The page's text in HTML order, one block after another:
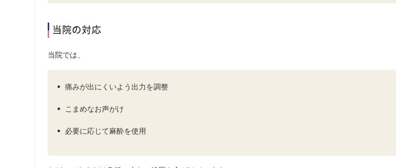
当院の対応
当院では、
痛みが出にくいよう出力を調整
こまめなお声がけ
必要に応じて麻酔を使用